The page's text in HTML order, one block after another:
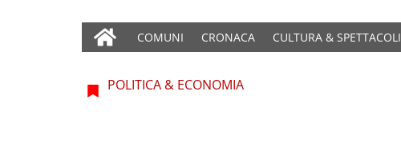
COMUNI CRONACA CULTURA & SPETTACOLI
POLITICA & ECONOMIA